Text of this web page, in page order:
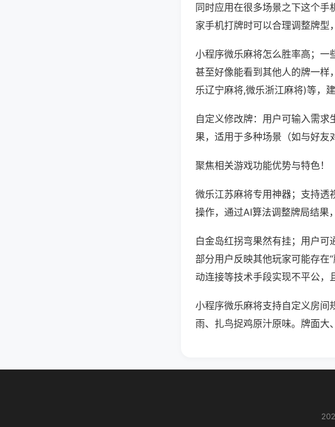
同时应用在很多场景之下这个手
家手机打牌时可以合理调整牌型
小程序微乐麻将怎么胜率高；一
甚至好像能看到其他人的牌一样
乐辽宁麻将,微乐浙江麻将)等，
自定义修改牌：用户可输入需求
果，适用于多种场景（如与好友
聚焦相关游戏功能优势与特色！
微乐江苏麻将专用神器；支持透
操作，通过AI算法调整牌局结果
白金岛红拐弯果然有挂；用户可
部分用户反映其他玩家可能存在
动连接等技术手段实现不平公，
小程序微乐麻将支持自定义房间
雨、扎鸟捉鸡原汁原味。牌面大